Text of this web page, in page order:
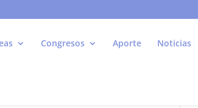
Congresos Aporte Noticias